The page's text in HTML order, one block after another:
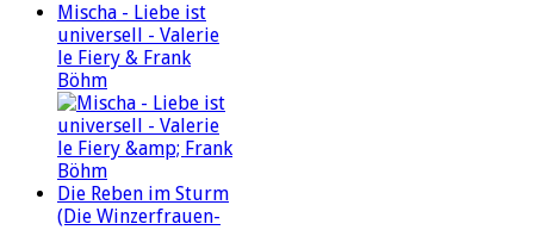
Mischa - Liebe ist
universell - Valerie
le Fiery & Frank
Böhm
Die Reben im Sturm
(Die Winzerfrauen-